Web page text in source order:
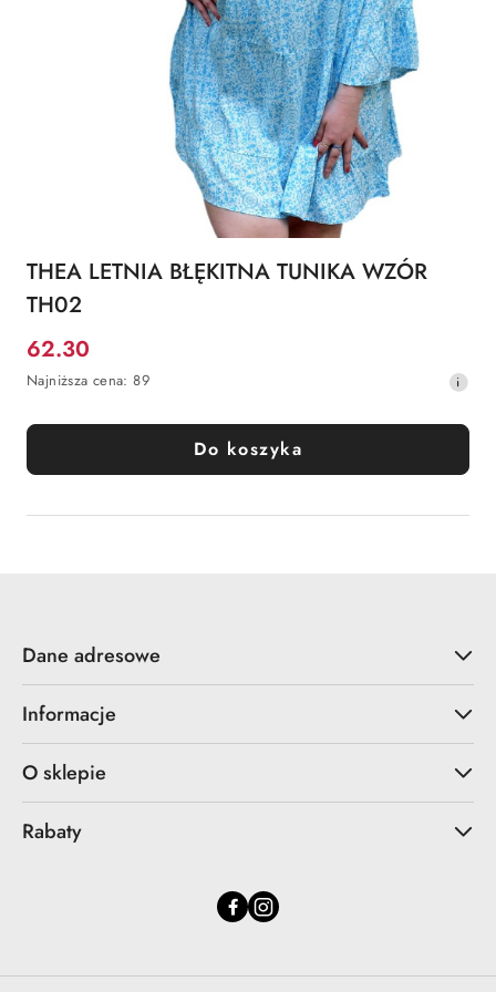
THEA LETNIA BŁĘKITNA TUNIKA WZÓR
TH02
Cena
promocyjna:
62.30
Najniższa
z
30
przed
Najniższa cena: 89
Do koszyka
Dane adresowe
Informacje
O sklepie
Rabaty